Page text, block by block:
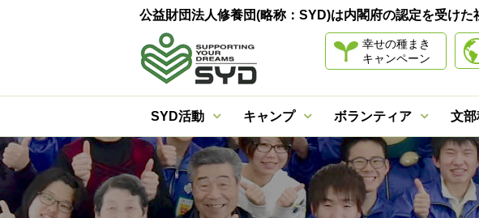
公益財団法人修養団(略称：SYD)は内閣府の認定を受け
幸せの種まき
キャンペーン
SYD活動 キャンプ ボランティア 文